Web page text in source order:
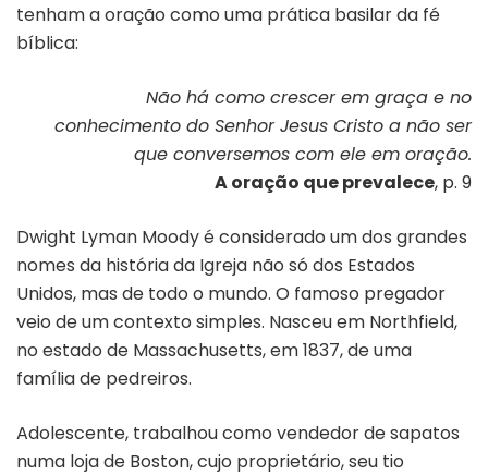
tenham a oração como uma prática basilar da fé
bíblica:
Não há como crescer em graça e no
conhecimento do Senhor Jesus Cristo a não ser
que conversemos com ele em oração.
A oração que prevalece, p. 9
Dwight Lyman Moody é considerado um dos grandes
nomes da história da Igreja não só dos Estados
Unidos, mas de todo o mundo. O famoso pregador
veio de um contexto simples. Nasceu em Northfield,
no estado de Massachusetts, em 1837, de uma
família de pedreiros.
Adolescente, trabalhou como vendedor de sapatos
numa loja de Boston, cujo proprietário, seu tio